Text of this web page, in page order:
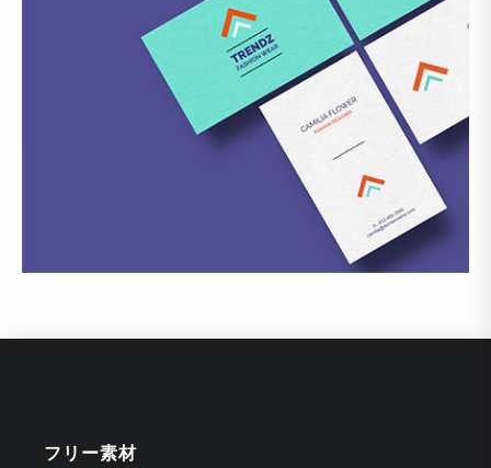
フリー素材